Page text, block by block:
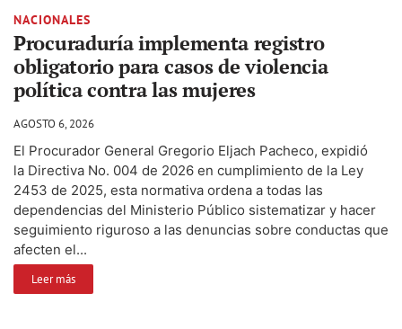
NACIONALES
Procuraduría implementa registro
obligatorio para casos de violencia
política contra las mujeres
AGOSTO 6, 2026
El Procurador General Gregorio Eljach Pacheco, expidió
la Directiva No. 004 de 2026 en cumplimiento de la Ley
2453 de 2025, esta normativa ordena a todas las
dependencias del Ministerio Público sistematizar y hacer
seguimiento riguroso a las denuncias sobre conductas que
afecten el...
Leer más